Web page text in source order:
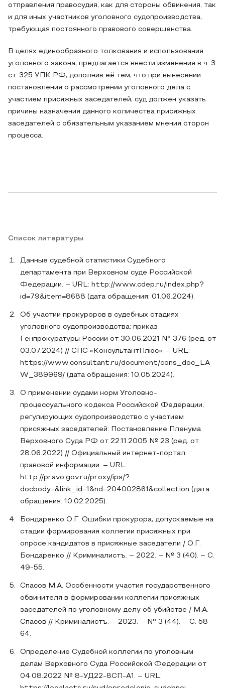
отправления правосудия, как для стороны обвинения, так
и для иных участников уголовного судопроизводства,
требующая постоянного правового совершенства.
В целях единообразного толкования и использования
уголовного закона, предлагается внести изменения в ч. 3
ст. 325 УПК РФ, дополнив её тем, что при вынесении
постановления о рассмотрении уголовного дела с
участием присяжных заседателей, суд должен указать
причины назначения данного количества присяжных
заседателей с обязательным указанием мнения сторон
процесса.
Список литературы
Данные судебной статистики Судебного
департамента при Верховном суде Российской
Федерации. – URL: http://www.cdep.ru/index.php?
id=79&item=8688 (дата обращения: 01.06.2024).
Об участии прокуроров в судебных стадиях
уголовного судопроизводства: приказ
Генпрокуратуры России от 30.06.2021 № 376 (ред. от
03.07.2024) // СПС «КонсультантПлюс». – URL:
https://www.consultant.ru/document/cons_doc_LA
W_389969/ (дата обращения: 10.05.2024).
О применении судами норм Уголовно-
процессуального кодекса Российской Федерации,
регулирующих судопроизводство с участием
присяжных заседателей: Постановление Пленума
Верховного Суда РФ от 22.11.2005 № 23 (ред. от
28.06.2022) // Официальный интернет-портал
правовой информации. – URL:
http://pravo.gov.ru/proxy/ips/?
docbody=&link_id=1&nd=204002861&collection (дата
обращения: 10.02.2025).
Бондаренко О.Г. Ошибки прокурора, допускаемые на
стадии формирования коллегии присяжных при
опросе кандидатов в присяжные заседатели / О.Г.
Бондаренко // Криминалистъ. – 2022. – № 3 (40). – С.
49-55.
Спасов М.А. Особенности участия государственного
обвинителя в формировании коллегии присяжных
заседателей по уголовному делу об убийстве / М.А.
Спасов // Криминалистъ. – 2023. – № 3 (44). – С. 58-
64.
Определение Судебной коллегии по уголовным
делам Верховного Суда Российской Федерации от
04.08.2022 № 8-УД22-8СП-А1. – URL: